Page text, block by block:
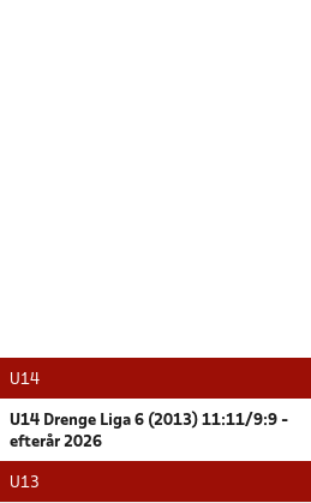
U14
U14 Drenge Liga 6 (2013) 11:11/9:9 -
efterår 2026
U13